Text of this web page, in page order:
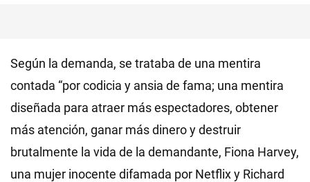
Según la demanda, se trataba de una mentira
contada “por codicia y ansia de fama; una mentira
diseñada para atraer más espectadores, obtener
más atención, ganar más dinero y destruir
brutalmente la vida de la demandante, Fiona Harvey,
una mujer inocente difamada por Netflix y Richard